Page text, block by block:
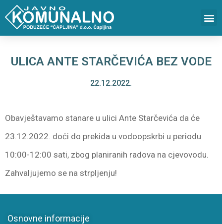
ULICA ANTE STARČEVIĆA BEZ VODE
22.12.2022.
Obavještavamo stanare u ulici Ante Starčevića da će
23.12.2022. doći do prekida u vodoopskrbi u periodu
10:00-12:00 sati, zbog planiranih radova na cjevovodu.
Zahvaljujemo se na strpljenju!
Osnovne informacije